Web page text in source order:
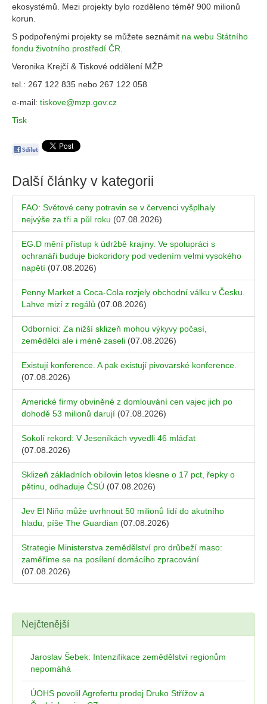
ekosystémů. Mezi projekty bylo rozděleno téměř 900 milionů
korun.
S podpořenými projekty se můžete seznámit na webu Státního
fondu životního prostředí ČR
Veronika Krejčí & Tiskové oddělení MŽP
tel.: 267 122 835 nebo 267 122 058
e-mail: tiskove@mzp.gov.cz
Tisk
Další články v kategorii
FAO: Světové ceny potravin se v červenci vyšplhaly
nejvýše za tři a půl roku (07.08.2026)
EG.D mění přístup k údržbě krajiny. Ve spolupráci s
ochranáři buduje biokoridory pod vedením velmi vysokého
napětí (07.08.2026)
Penny Market a Coca-Cola rozjely obchodní válku v Česku.
Lahve mizí z regálů (07.08.2026)
Odborníci: Za nižší sklizeň mohou výkyvy počasí,
zemědělci ale i méně zaseli (07.08.2026)
Existují konference. A pak existují pivovarské konference.
(07.08.2026)
Americké firmy obviněné z domlouvání cen vajec jich po
dohodě 53 milionů darují (07.08.2026)
Sokolí rekord: V Jeseníkách vyvedli 46 mláďat
(07.08.2026)
Sklizeň základních obilovin letos klesne o 17 pct, řepky o
pětinu, odhaduje ČSÚ (07.08.2026)
Jev El Niňo může uvrhnout 50 milionů lidí do akutního
hladu, píše The Guardian (07.08.2026)
Strategie Ministerstva zemědělství pro drůbeží maso:
zaměříme se na posílení domácího zpracování
(07.08.2026)
Nejčtenější
Jaroslav Šebek: Intenzifikace zemědělství regionům
nepomáhá
ÚOHS povolil Agrofertu prodej Druko Střížov a